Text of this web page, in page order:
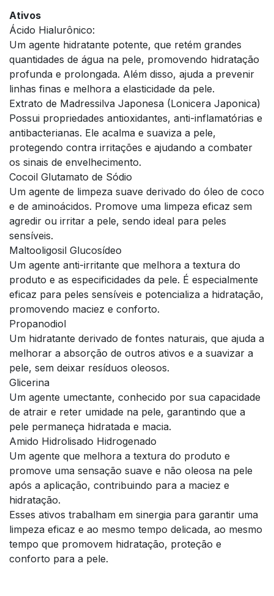
Ativos
Ácido Hialurônico:
Um agente hidratante potente, que retém grandes
quantidades de água na pele, promovendo hidratação
profunda e prolongada. Além disso, ajuda a prevenir
linhas finas e melhora a elasticidade da pele.
Extrato de Madressilva Japonesa (Lonicera Japonica)
Possui propriedades antioxidantes, anti-inflamatórias e
antibacterianas. Ele acalma e suaviza a pele,
protegendo contra irritações e ajudando a combater
os sinais de envelhecimento.
Cocoil Glutamato de Sódio
Um agente de limpeza suave derivado do óleo de coco
e de aminoácidos. Promove uma limpeza eficaz sem
agredir ou irritar a pele, sendo ideal para peles
sensíveis.
Maltooligosil Glucosídeo
Um agente anti-irritante que melhora a textura do
produto e as especificidades da pele. É especialmente
eficaz para peles sensíveis e potencializa a hidratação,
promovendo maciez e conforto.
Propanodiol
Um hidratante derivado de fontes naturais, que ajuda a
melhorar a absorção de outros ativos e a suavizar a
pele, sem deixar resíduos oleosos.
Glicerina
Um agente umectante, conhecido por sua capacidade
de atrair e reter umidade na pele, garantindo que a
pele permaneça hidratada e macia.
Amido Hidrolisado Hidrogenado
Um agente que melhora a textura do produto e
promove uma sensação suave e não oleosa na pele
após a aplicação, contribuindo para a maciez e
hidratação.
Esses ativos trabalham em sinergia para garantir uma
limpeza eficaz e ao mesmo tempo delicada, ao mesmo
tempo que promovem hidratação, proteção e
conforto para a pele.